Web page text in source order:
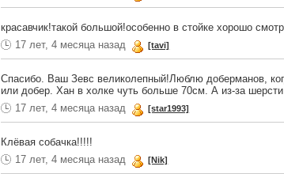
красавчик!такой большой!особенно в стойке хорошо
17 лет, 4 месяца назад
[tavi]
Спасибо. Ваш Зевс великолепный!Люблю доберманов,
или добер. Хан в холке чуть больше 70см. А из-за
17 лет, 4 месяца назад
[star1993]
Клёвая собачка!!!!!
17 лет, 4 месяца назад
[Nik]